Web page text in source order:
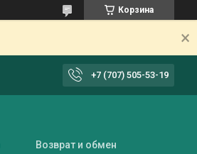
Корзина
+7 (707) 505-53-19
Возврат и обмен